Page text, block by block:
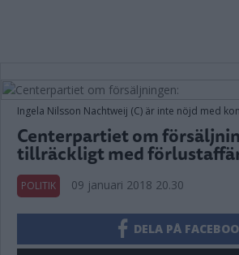
Ingela Nilsson Nachtweij (C) är inte nöjd med
Centerpartiet om
tillräckligt med
POLITIK 09 januari 2018 20.30
DELA PÅ